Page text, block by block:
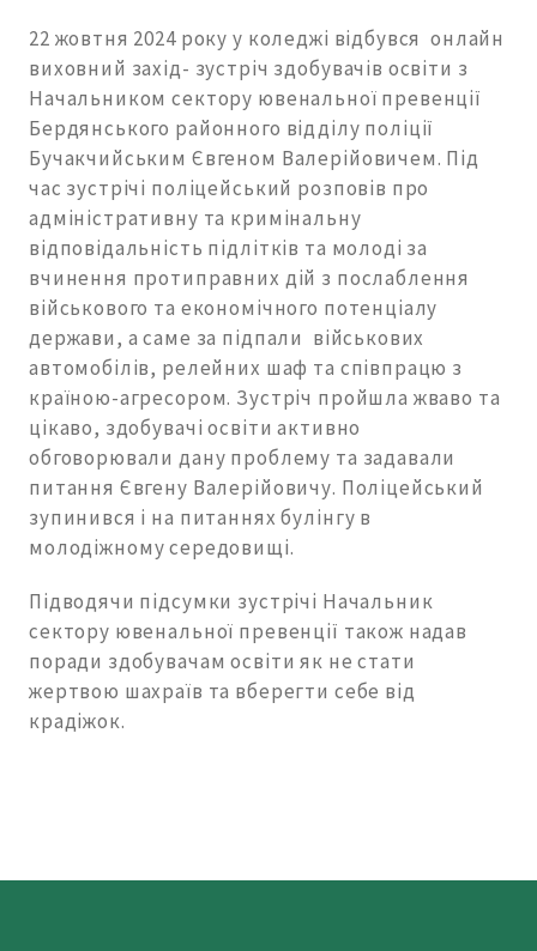
22 жовтня 2024 року у коледжі відбувся онлайн
виховний захід- зустріч здобувачів освіти з
Начальником сектору ювенальної превенції
Бердянського районного відділу поліції
Бучакчийським Євгеном Валерійовичем. Під
час зустрічі поліцейський розповів про
адміністративну та кримінальну
відповідальність підлітків та молоді за
вчинення протиправних дій з послаблення
військового та економічного потенціалу
держави, а саме за підпали військових
автомобілів, релейних шаф та співпрацю з
країною-агресором. Зустріч пройшла жваво та
цікаво, здобувачі освіти активно
обговорювали дану проблему та задавали
питання Євгену Валерійовичу. Поліцейський
зупинився і на питаннях булінгу в
молодіжному середовищі.
Підводячи підсумки зустрічі Начальник
сектору ювенальної превенції також надав
поради здобувачам освіти як не стати
жертвою шахраїв та вберегти себе від
крадіжок.